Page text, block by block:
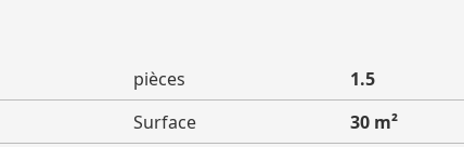
pièces
1.5
Surface
30 m²